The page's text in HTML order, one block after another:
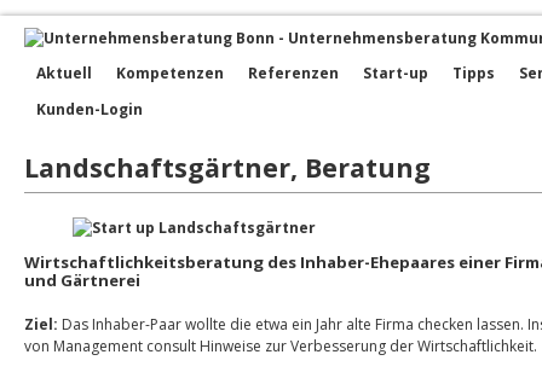
Aktuell Kompetenzen Referenzen Start-up Tipps
Kunden-Login
Landschaftsgärtner, Beratung
Wirtschaftlichkeitsberatung des Inhaber-Ehepaares einer
und Gärtnerei
Ziel: Das Inhaber-Paar wollte die etwa ein Jahr alte Firma checken lassen.
von Management consult Hinweise zur Verbesserung der Wirtschaftlichkeit.